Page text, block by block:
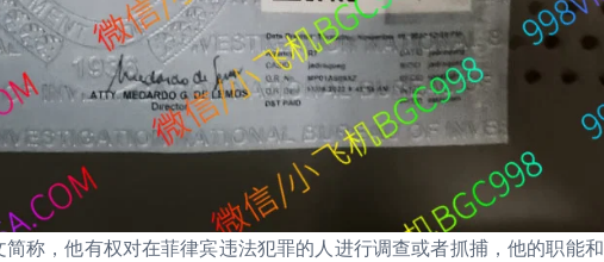
称，他有权对在菲律宾违法犯罪的人进行调查或者抓捕，他的职能和